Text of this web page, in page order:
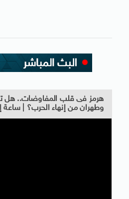
هرمز فى قلب المفاوضات.. هل
وطهران من إنهاء الحرب؟ | ساعة